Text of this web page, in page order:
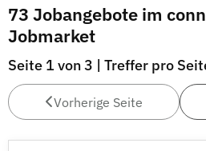
73 Jobangebote im
Jobmarket
Seite 1 von 3 | Treffer pro
Vorherige Seite